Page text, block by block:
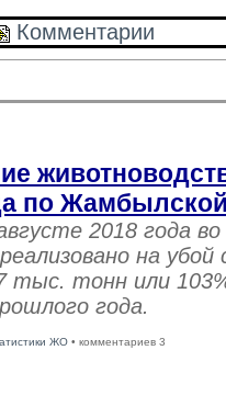
Комментарии
по
2018 года
на
тыс. тонн или
года.
ЖО • комментариев 3